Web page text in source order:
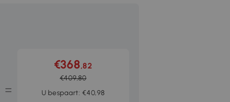
€368,82
€409,80
U bespaart: €40,98